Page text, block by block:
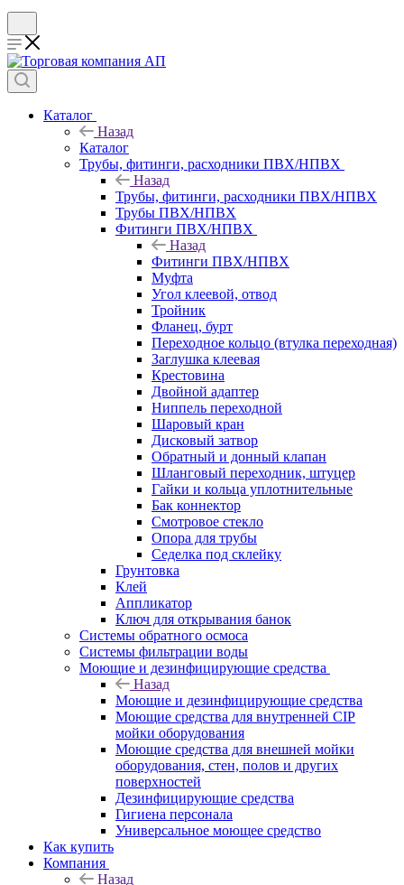
Каталог
Назад
Каталог
Трубы, фитинги, расходники ПВХ/НПВХ
Назад
Трубы, фитинги, расходники ПВХ/НПВХ
Трубы ПВХ/НПВХ
Фитинги ПВХ/НПВХ
Назад
Фитинги ПВХ/НПВХ
Муфта
Угол клеевой, отвод
Тройник
Фланец, бурт
Переходное кольцо (втулка переходная)
Заглушка клеевая
Крестовина
Двойной адаптер
Ниппель переходной
Шаровый кран
Дисковый затвор
Обратный и донный клапан
Шланговый переходник, штуцер
Гайки и кольца уплотнительные
Бак коннектор
Смотровое стекло
Опора для трубы
Седелка под склейку
Грунтовка
Клей
Аппликатор
Ключ для открывания банок
Системы обратного осмоса
Системы фильтрации воды
Моющие и дезинфицирующие средства
Назад
Моющие и дезинфицирующие средства
Моющие средства для внутренней CIP
мойки оборудования
Моющие средства для внешней мойки
оборудования, стен, полов и других
поверхностей
Дезинфицирующие средства
Гигиена персонала
Универсальное моющее средство
Как купить
Компания
Назад